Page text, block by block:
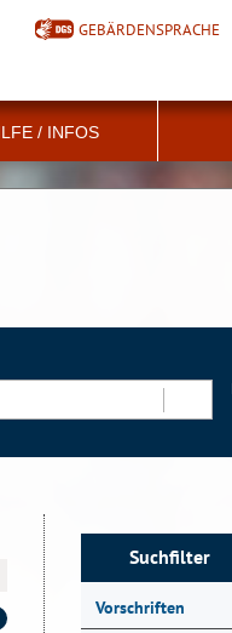
GEBÄRDENSPRACHE
/ INFOS
Suchfilter
Vorschriften